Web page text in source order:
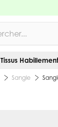
Tissus Habillement
Sangle